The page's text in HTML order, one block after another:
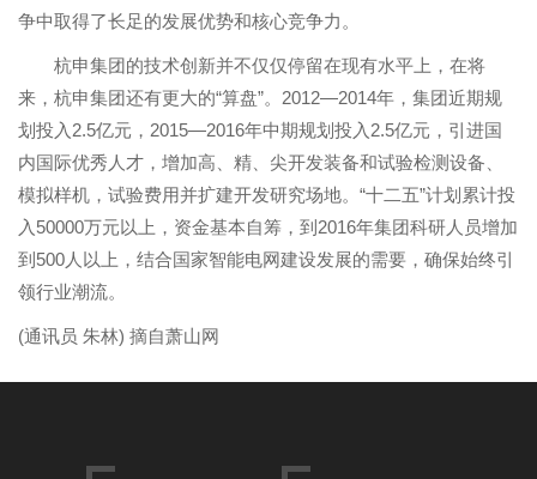
争中取得了长足的发展优势和核心竞争力。
杭申集团的技术创新并不仅仅停留在现有水平上，在将
来，杭申集团还有更大的“算盘”。2012—2014年，集团近期规
划投入2.5亿元，2015—2016年中期规划投入2.5亿元，引进国
内国际优秀人才，增加高、精、尖开发装备和试验检测设备、
模拟样机，试验费用并扩建开发研究场地。“十二五”计划累计投
入50000万元以上，资金基本自筹，到2016年集团科研人员增加
到500人以上，结合国家智能电网建设发展的需要，确保始终引
领行业潮流。
(通讯员 朱林) 摘自萧山网